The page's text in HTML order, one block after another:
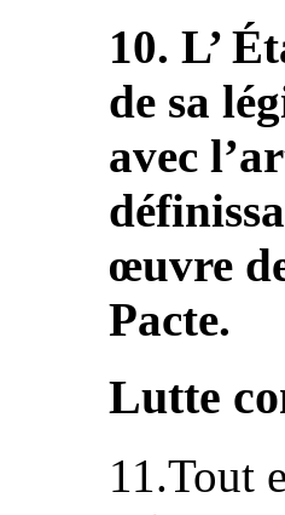
10. L’
de sa
avec
œuvre
Pacte.
Lutte
11.Tout